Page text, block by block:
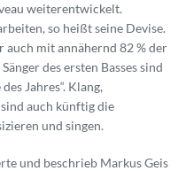
weiterentwickelt.
so heißt seine Devise.
mit annähernd 82 % der
des ersten Basses sind
Jahres“. Klang,
auch künftig die
und singen.
und beschrieb Markus Geis